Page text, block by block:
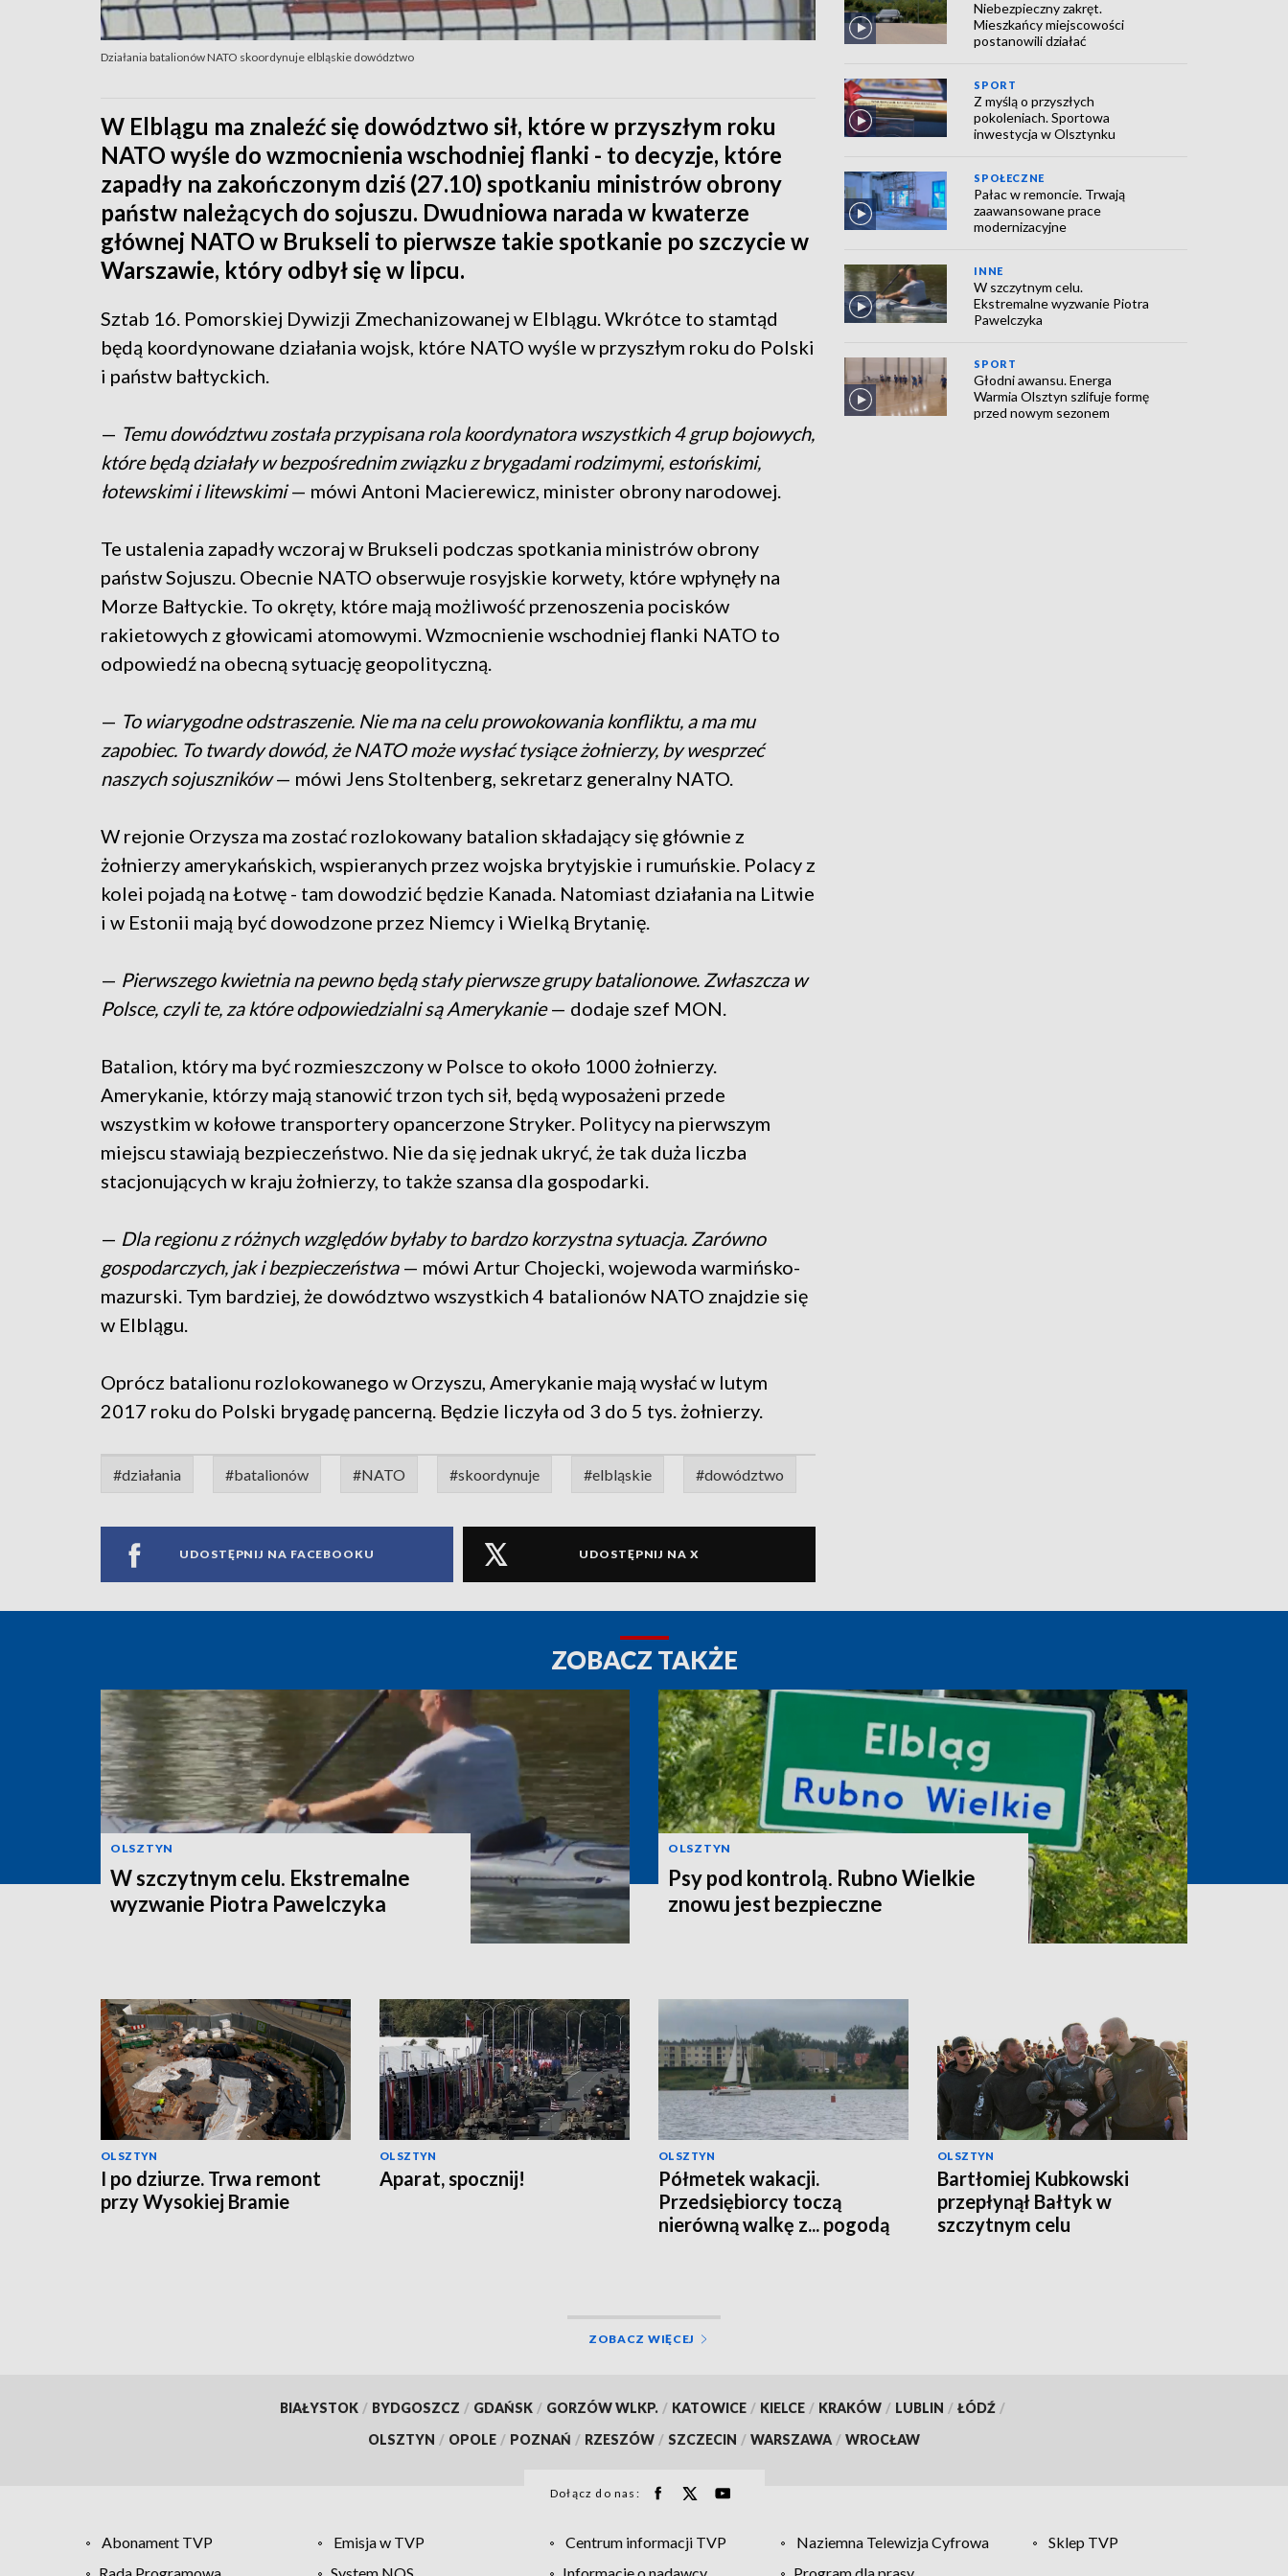
Działania batalionów NATO skoordynuje elbląskie dowództwo
W Elblągu ma znaleźć się dowództwo sił, które w przyszłym roku
NATO wyśle do wzmocnienia wschodniej flanki - to decyzje, które
zapadły na zakończonym dziś (27.10) spotkaniu ministrów obrony
państw należących do sojuszu. Dwudniowa narada w kwaterze
głównej NATO w Brukseli to pierwsze takie spotkanie po szczycie w
Warszawie, który odbył się w lipcu.
Sztab 16. Pomorskiej Dywizji Zmechanizowanej w Elblągu. Wkrótce to stamtąd
będą koordynowane działania wojsk, które NATO wyśle w przyszłym roku do Polski
i państw bałtyckich.
— Temu dowództwu została przypisana rola koordynatora wszystkich 4 grup bojowych,
które będą działały w bezpośrednim związku z brygadami rodzimymi, estońskimi,
łotewskimi i litewskimi— mówi Antoni Macierewicz, minister obrony narodowej.
Te ustalenia zapadły wczoraj w Brukseli podczas spotkania ministrów obrony
państw Sojuszu. Obecnie NATO obserwuje rosyjskie korwety, które wpłynęły na
Morze Bałtyckie. To okręty, które mają możliwość przenoszenia pocisków
rakietowych z głowicami atomowymi. Wzmocnienie wschodniej flanki NATO to
odpowiedź na obecną sytuację geopolityczną.
— To wiarygodne odstraszenie. Nie ma na celu prowokowania konfliktu, a ma mu
zapobiec. To twardy dowód, że NATO może wysłać tysiące żołnierzy, by wesprzeć
naszych sojuszników— mówi Jens Stoltenberg, sekretarz generalny NATO.
W rejonie Orzysza ma zostać rozlokowany batalion składający się głównie z
żołnierzy amerykańskich, wspieranych przez wojska brytyjskie i rumuńskie. Polacy z
kolei pojadą na Łotwę - tam dowodzić będzie Kanada. Natomiast działania na Litwie
i w Estonii mają być dowodzone przez Niemcy i Wielką Brytanię.
— Pierwszego kwietnia na pewno będą stały pierwsze grupy batalionowe. Zwłaszcza w
Polsce, czyli te, za które odpowiedzialni są Amerykanie— dodaje szef MON.
Batalion, który ma być rozmieszczony w Polsce to około 1000 żołnierzy.
Amerykanie, którzy mają stanowić trzon tych sił, będą wyposażeni przede
wszystkim w kołowe transportery opancerzone Stryker. Politycy na pierwszym
miejscu stawiają bezpieczeństwo. Nie da się jednak ukryć, że tak duża liczba
stacjonujących w kraju żołnierzy, to także szansa dla gospodarki.
— Dla regionu z różnych względów byłaby to bardzo korzystna sytuacja. Zarówno
gospodarczych, jak i bezpieczeństwa— mówi Artur Chojecki, wojewoda warmińsko-
mazurski. Tym bardziej, że dowództwo wszystkich 4 batalionów NATO znajdzie się
w Elblągu.
Oprócz batalionu rozlokowanego w Orzyszu, Amerykanie mają wysłać w lutym
2017 roku do Polski brygadę pancerną. Będzie liczyła od 3 do 5 tys. żołnierzy.
#działania #batalionów #NATO #skoordynuje #elbląskie #dowództwo
UDOSTĘPNIJ NA FACEBOOKU UDOSTĘPNIJ NA X
Niebezpieczny zakręt.
Mieszkańcy miejscowości
postanowili działać
SPORT
Z myślą o przyszłych
pokoleniach. Sportowa
inwestycja w Olsztynku
SPOŁECZNE
Pałac w remoncie. Trwają
zaawansowane prace
modernizacyjne
INNE
W szczytnym celu.
Ekstremalne wyzwanie Piotra
Pawelczyka
SPORT
Głodni awansu. Energa
Warmia Olsztyn szlifuje formę
przed nowym sezonem
ZOBACZ TAKŻE
OLSZTYN
W szczytnym celu. Ekstremalne
wyzwanie Piotra Pawelczyka
OLSZTYN
Psy pod kontrolą. Rubno Wielkie
znowu jest bezpieczne
OLSZTYN
I po dziurze. Trwa remont
przy Wysokiej Bramie
OLSZTYN
Aparat, spocznij!
OLSZTYN
Półmetek wakacji.
Przedsiębiorcy toczą
nierówną walkę z... pogodą
OLSZTYN
Bartłomiej Kubkowski
przepłynął Bałtyk w
szczytnym celu
ZOBACZ WIĘCEJ
BIAŁYSTOK / BYDGOSZCZ / GDAŃSK / GORZÓW WLKP. / KATOWICE / KIELCE / KRAKÓW / LUBLIN / ŁÓDŹ /
OLSZTYN / OPOLE / POZNAŃ / RZESZÓW / SZCZECIN / WARSZAWA / WROCŁAW
Dołącz do nas:
Abonament TVP Emisja w TVP Centrum informacji TVP Naziemna Telewizja Cyfrowa
Sklep TVP